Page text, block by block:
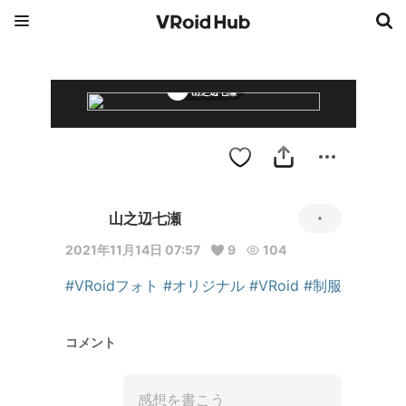
山之辺七瀬
山之辺七瀬
2021年11月14日 07:57 9 104
#VRoidフォト #オリジナル #VRoid #制服
コメント